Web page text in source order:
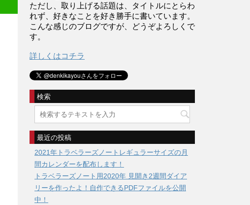
ただし、取り上げる話題は、タイトルにとらわ
れず、好きなことを好き勝手に書いています。
こんな感じのブログですが、どうぞよろしくで
す。
詳しくはコチラ
検索
最近の投稿
2021年トラベラーズノートレギュラーサイズの月
間カレンダーを配布します！
トラベラーズノート用2020年 見開き2週間ダイア
リーを作ったよ！自作できるPDFファイルを公開
中！